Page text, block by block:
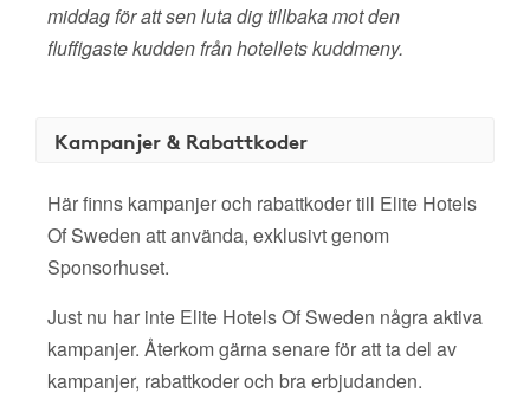
middag för att sen luta dig tillbaka mot den
fluffigaste kudden från hotellets kuddmeny.
Kampanjer & Rabattkoder
Här finns kampanjer och rabattkoder till Elite Hotels
Of Sweden att använda, exklusivt genom
Sponsorhuset.
Just nu har inte Elite Hotels Of Sweden några aktiva
kampanjer. Återkom gärna senare för att ta del av
kampanjer, rabattkoder och bra erbjudanden.